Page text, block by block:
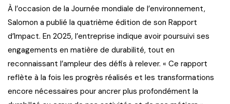
À l’occasion de la Journée mondiale de l’environnement,
Salomon a publié la quatrième édition de son Rapport
d’Impact. En 2025, l’entreprise indique avoir poursuivi ses
engagements en matière de durabilité, tout en
reconnaissant l’ampleur des défis à relever. « Ce rapport
reflète à la fois les progrès réalisés et les transformations
encore nécessaires pour ancrer plus profondément la